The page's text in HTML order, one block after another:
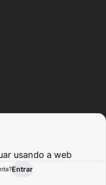
Atividade
usando a web
Entrar